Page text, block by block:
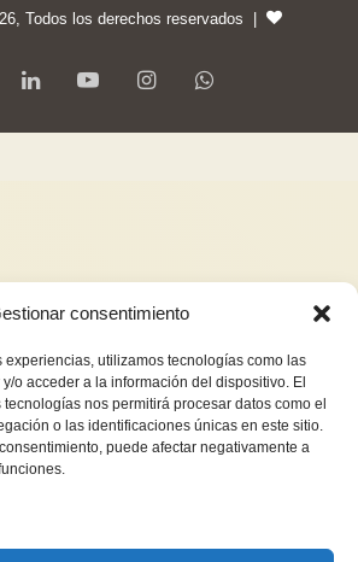
consentimiento
experiencias, utilizamos tecnologías como las
o acceder a la información del dispositivo. El
nos permitirá procesar datos como el
o las identificaciones únicas en este sitio.
puede afectar negativamente a
Todos los derechos reservados |